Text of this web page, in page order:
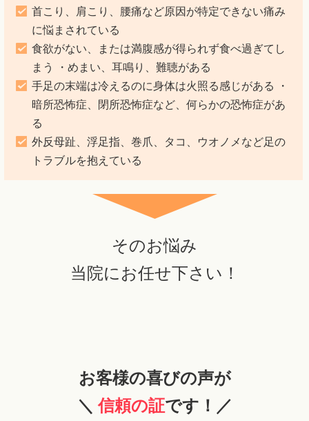
首こり、肩こり、腰痛など原因が特定できない痛み
に悩まされている
食欲がない、または満腹感が得られず食べ過ぎてし
まう ・めまい、耳鳴り、難聴がある
手足の末端は冷えるのに身体は火照る感じがある ・
暗所恐怖症、閉所恐怖症など、何らかの恐怖症があ
る
外反母趾、浮足指、巻爪、タコ、ウオノメなど足の
トラブルを抱えている
そのお悩み
当院にお任せ下さい！
お客様の喜びの声が
＼信頼の証です！／